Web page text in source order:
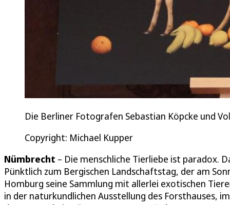
Die Berliner Fotografen Sebastian Köpcke und
Copyright: Michael Kupper
Nümbrecht – Die menschliche Tierliebe ist paradox.
Pünktlich zum Bergischen Landschaftstag, der am
Homburg seine Sammlung mit allerlei exotischen
in der naturkundlichen Ausstellung des Forsthauses,